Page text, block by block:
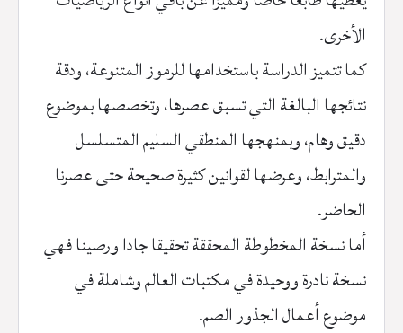
الأخرى.
كما تتميز الدراسة باستخدامها للرموز المتنوعة، ودقة
نتائجها البالغة التي تسبق عصرها، وتخصصها بموضوع
دقيق وهام، وبمنهجها المنطقي السليم المتسلسل
والمترابط، وعرضها لقوانين كثيرة صحيحة حتى عصرنا
الحاضر.
أما نسخة المخطوطة المحققة تحقيقا جادا ورصينا فهي
نسخة نادرة ووحيدة في مكتبات العالم وشاملة في
موضوع أعمال الجذور الصم.